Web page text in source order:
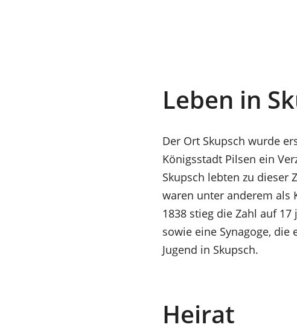
Leben in
Der Ort Skupsch wurde
Königsstadt Pilsen ein
Skupsch lebten zu dieser
waren unter anderem als
1838 stieg die Zahl auf
sowie eine Synagoge,
Jugend in Skupsch.
Heirat